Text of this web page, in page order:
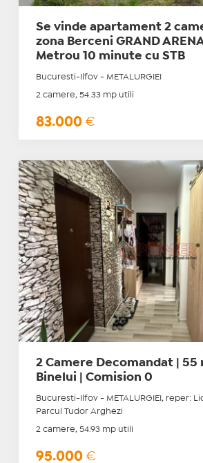
Se vinde apartament 2
zona Berceni GRAND
Metrou 10 minute cu STB
Bucuresti-Ilfov - METALURGIEI
2 camere, 54.33 mp utili
83.000 €
2 Camere Decomandat | 55
Binelui | Comision 0
Bucuresti-Ilfov - METALURGIEI, reper:
Parcul Tudor Arghezi
2 camere, 54.93 mp utili
95.000 €